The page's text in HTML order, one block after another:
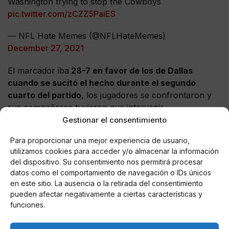
Gestionar el consentimiento
Para proporcionar una mejor experiencia de usuario,
utilizamos cookies para acceder y/o almacenar la información
del dispositivo. Su consentimiento nos permitirá procesar
datos como el comportamiento de navegación o IDs únicos
en este sitio. La ausencia o la retirada del consentimiento
pueden afectar negativamente a ciertas características y
funciones.
pic.twitter.com/zCZZ5PaiES
— NFL Hate Memes (@NFLHateMemes)
December 27, 2021
El marcador iba 28-7 en favor de los de Dallas
cuando se sucitó el hecho durante el segundo
cuarto del partido, los jugadores se confrontaron y
sus compañeros tuvieron que intervenir.
Cowboys game right now??????#DALvsWAS
#DallasCowboys pic.twitter.com/s8tLyFas1c
— LeMickey (@LemickeyMemes)December 27, 2021
El pleito no terminó ahi, más tarde, los deportistas se
volvieron a gritar, pero sus compañeros evitaron que
Payne, quien se levantó, llegara hasta Allen.